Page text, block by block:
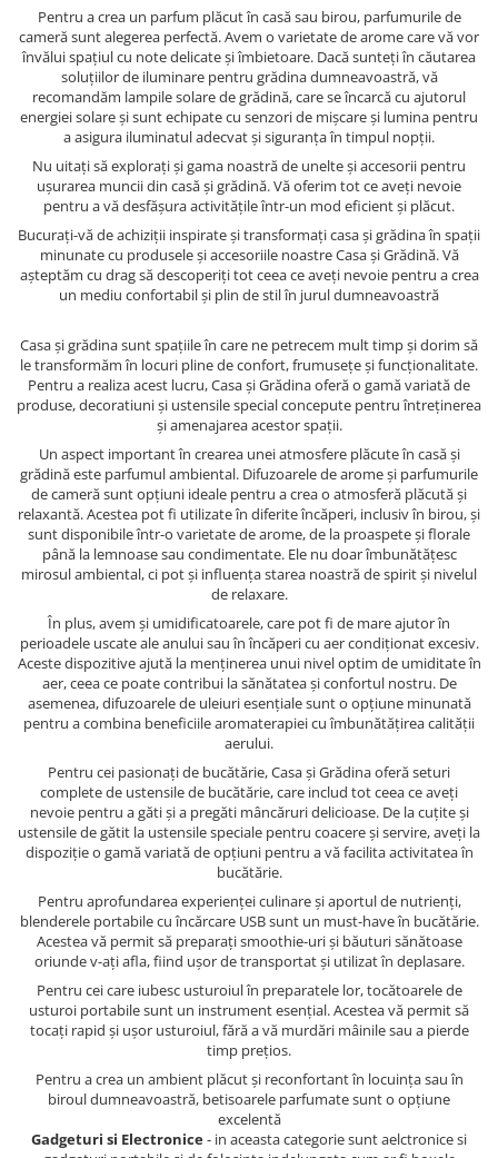
Pentru a crea un parfum plăcut în casă sau birou, parfumurile de
cameră sunt alegerea perfectă. Avem o varietate de arome care vă vor
învălui spațiul cu note delicate și îmbietoare. Dacă sunteți în căutarea
soluțiilor de iluminare pentru grădina dumneavoastră, vă
recomandăm lampile solare de grădină, care se încarcă cu ajutorul
energiei solare și sunt echipate cu senzori de mișcare și lumina pentru
a asigura iluminatul adecvat și siguranța în timpul nopții.
Nu uitați să explorați și gama noastră de unelte și accesorii pentru
ușurarea muncii din casă și grădină. Vă oferim tot ce aveți nevoie
pentru a vă desfășura activitățile într-un mod eficient și plăcut.
Bucurați-vă de achiziții inspirate și transformați casa și grădina în spații
minunate cu produsele și accesoriile noastre Casa și Grădină. Vă
așteptăm cu drag să descoperiți tot ceea ce aveți nevoie pentru a crea
un mediu confortabil și plin de stil în jurul dumneavoastră
Casa și grădina sunt spațiile în care ne petrecem mult timp și dorim să
le transformăm în locuri pline de confort, frumusețe și funcționalitate.
Pentru a realiza acest lucru, Casa și Grădina oferă o gamă variată de
produse, decoratiuni și ustensile special concepute pentru întreținerea
și amenajarea acestor spații.
Un aspect important în crearea unei atmosfere plăcute în casă și
grădină este parfumul ambiental. Difuzoarele de arome și parfumurile
de cameră sunt opțiuni ideale pentru a crea o atmosferă plăcută și
relaxantă. Acestea pot fi utilizate în diferite încăperi, inclusiv în birou, și
sunt disponibile într-o varietate de arome, de la proaspete și florale
până la lemnoase sau condimentate. Ele nu doar îmbunătățesc
mirosul ambiental, ci pot și influența starea noastră de spirit și nivelul
de relaxare.
În plus, avem și umidificatoarele, care pot fi de mare ajutor în
perioadele uscate ale anului sau în încăperi cu aer condiționat excesiv.
Aceste dispozitive ajută la menținerea unui nivel optim de umiditate în
aer, ceea ce poate contribui la sănătatea și confortul nostru. De
asemenea, difuzoarele de uleiuri esențiale sunt o opțiune minunată
pentru a combina beneficiile aromaterapiei cu îmbunătățirea calității
aerului.
Pentru cei pasionați de bucătărie, Casa și Grădina oferă seturi
complete de ustensile de bucătărie, care includ tot ceea ce aveți
nevoie pentru a găti și a pregăti mâncăruri delicioase. De la cuțite și
ustensile de gătit la ustensile speciale pentru coacere și servire, aveți la
dispoziție o gamă variată de opțiuni pentru a vă facilita activitatea în
bucătărie.
Pentru aprofundarea experienței culinare și aportul de nutrienți,
blenderele portabile cu încărcare USB sunt un must-have în bucătărie.
Acestea vă permit să preparați smoothie-uri și băuturi sănătoase
oriunde v-ați afla, fiind ușor de transportat și utilizat în deplasare.
Pentru cei care iubesc usturoiul în preparatele lor, tocătoarele de
usturoi portabile sunt un instrument esențial. Acestea vă permit să
tocați rapid și ușor usturoiul, fără a vă murdări mâinile sau a pierde
timp prețios.
Pentru a crea un ambient plăcut și reconfortant în locuința sau în
biroul dumneavoastră, betisoarele parfumate sunt o opțiune
excelentă
Gadgeturi si Electronice- in aceasta categorie sunt aelctronice si